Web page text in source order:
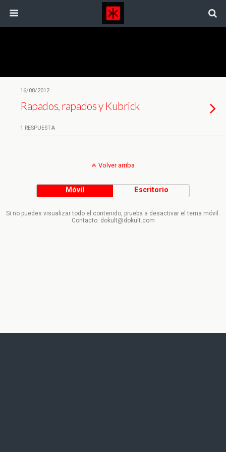
16/08/2012
Rapados, rapados y Kubrick
1 RESPUESTA
Volver arriba
Móvil Escritorio
Si no puedes visualizar todo el contenido, prueba a desactivar el tema móvil.
Contacto: dokult@dokult.com